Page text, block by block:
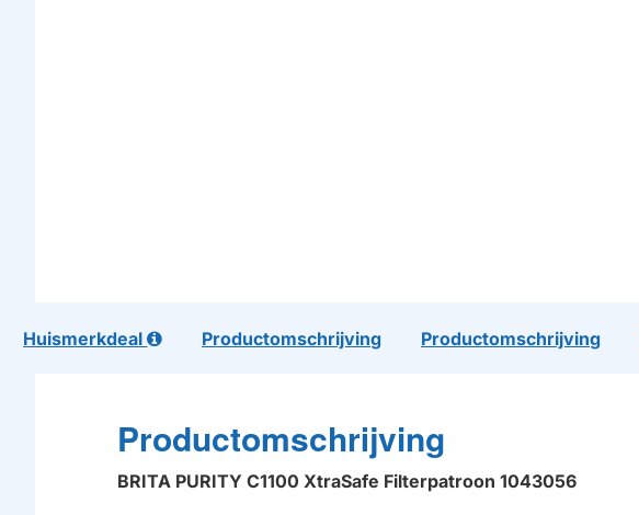
Huismerkdeal Productomschrijving Productomschrijving
Productomschrijving
BRITA PURITY C1100 XtraSafe Filterpatroon 1043056